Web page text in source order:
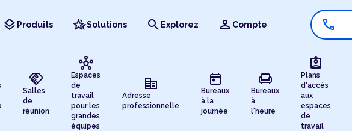
layers Produits hotel_classSolutions search Explorez person Compte call
handshake
Salles
de
réunion
hub
Espaces
de
travail
pour les
grandes
équipes
corporate_fare
Adresse
professionnelle
today
Bureaux
à la
journée
chair
Bureaux
à
l'heure
assignment_ind
Plans
d'accès
aux
espaces
de
travail